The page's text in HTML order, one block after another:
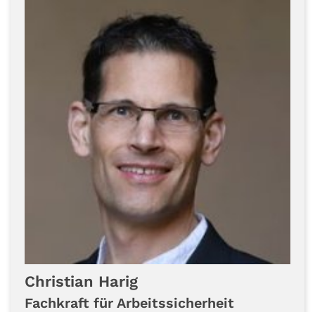
Christian Harig
Fachkraft für Arbeitssicherheit